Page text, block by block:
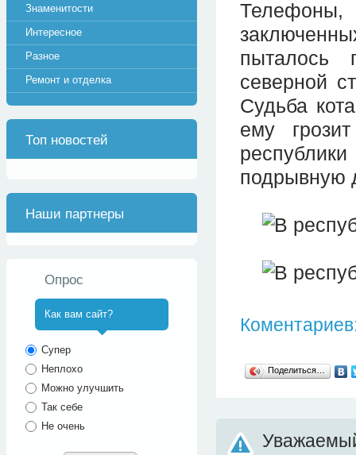
пыталось
северной
Судьба
ему
подрывную
Поделиться…
Знаменитости
Интересное
Разное
Ремонт и отделка
Топ новостей
Наши партнеры
Опрос
Как вам сайт?
Супер
Неплохо
Можно улучшить
Так себе
Не очень